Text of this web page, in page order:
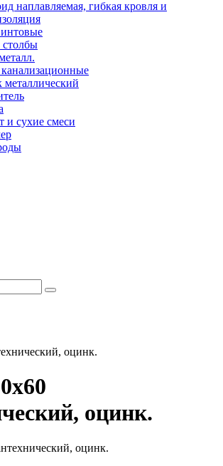
наплавляемая, гибкая кровля и
металлический
и сухие смеси
оцинк.
оцинк.